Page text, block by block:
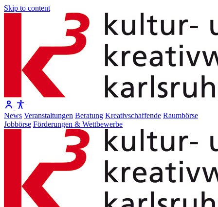
Skip to content
News Veranstaltungen Beratung Kreativschaffende Raumbörse
Jobbörse Förderungen & Wettbewerbe